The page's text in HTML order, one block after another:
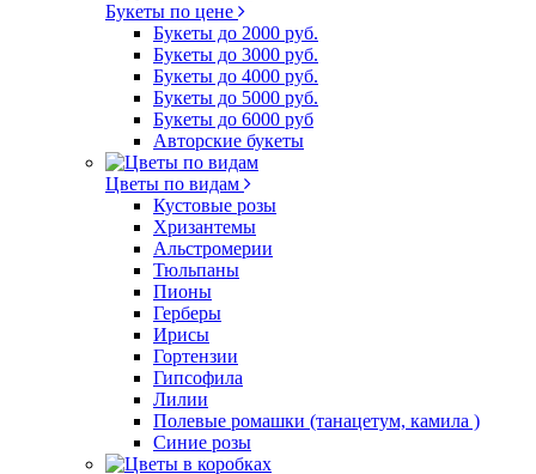
Букеты по цене
Букеты до 2000 руб.
Букеты до 3000 руб.
Букеты до 4000 руб.
Букеты до 5000 руб.
Букеты до 6000 руб
Авторские букеты
Цветы по видам
Кустовые розы
Хризантемы
Альстромерии
Тюльпаны
Пионы
Герберы
Ирисы
Гортензии
Гипсофила
Лилии
Полевые ромашки (танацетум, камила )
Синие розы